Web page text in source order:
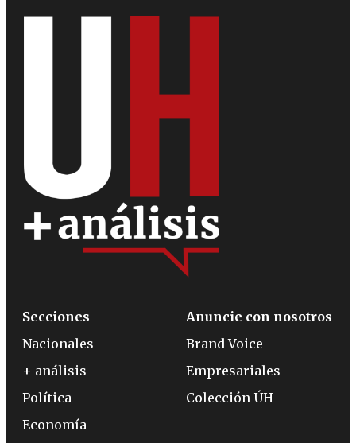
Secciones
Nacionales
+ análisis
Política
Economía
Anuncie con nosotros
Brand Voice
Empresariales
Colección ÚH